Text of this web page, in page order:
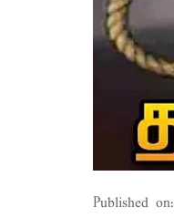
Published on: